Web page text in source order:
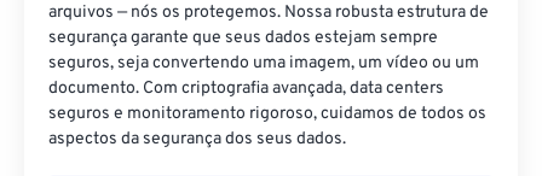
arquivos — nós os protegemos. Nossa robusta estrutura de
segurança garante que seus dados estejam sempre
seguros, seja convertendo uma imagem, um vídeo ou um
documento. Com criptografia avançada, data centers
seguros e monitoramento rigoroso, cuidamos de todos os
aspectos da segurança dos seus dados.